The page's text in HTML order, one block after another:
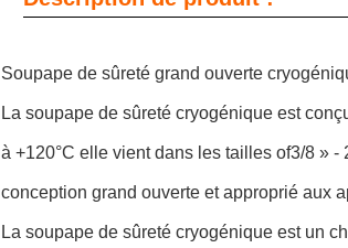
Soupape de sûreté grand ouverte
La soupape de sûreté cryogénique est
à +120°C elle vient dans les tailles of3/8 »
conception grand ouverte et approprié aux
La soupape de sûreté cryogénique est un